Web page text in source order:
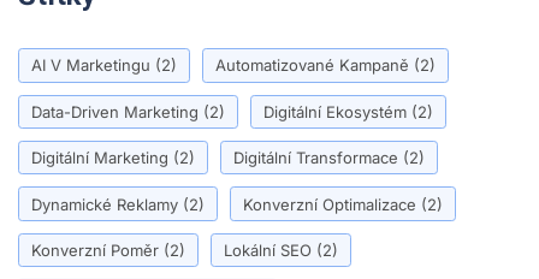
AI V Marketingu (2) Automatizované Kampaně (2)
Data-Driven Marketing (2) Digitální Ekosystém (2)
Digitální Marketing (2) Digitální Transformace (2)
Dynamické Reklamy (2) Konverzní Optimalizace (2)
Konverzní Poměr (2) Lokální SEO (2)